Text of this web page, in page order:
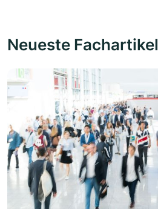
Neueste Fachartikel